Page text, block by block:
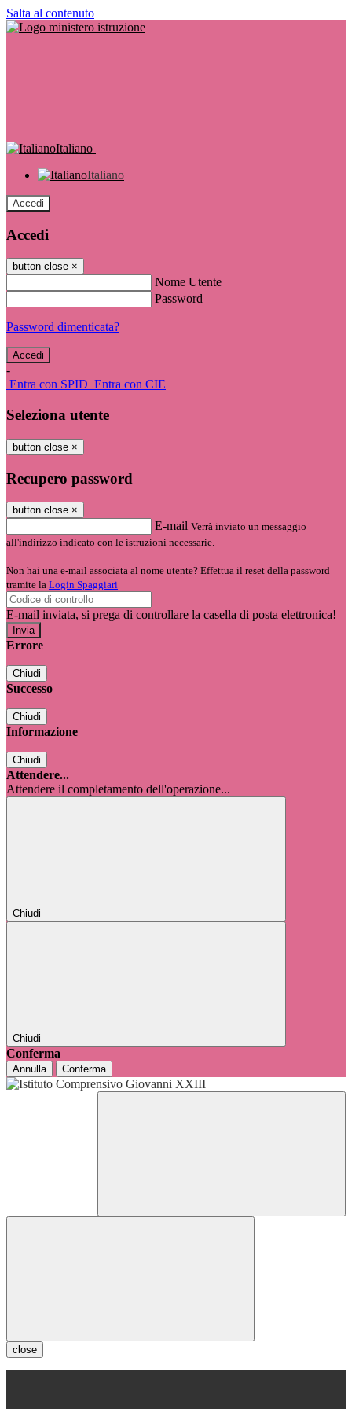
Salta al contenuto
Italiano
Italiano
Accedi
Accedi
button close ×
Nome Utente
Password
Password dimenticata?
-
Entra con SPID Entra con CIE
Seleziona utente
button close ×
Recupero password
button close ×
E-mail Verrà inviato un messaggio
all'indirizzo indicato con le istruzioni necessarie.
Non hai una e-mail associata al nome utente? Effettua il reset della password
tramite la Login Spaggiari
E-mail inviata, si prega di controllare la casella di posta elettronica!
Errore
Chiudi
Successo
Chiudi
Informazione
Chiudi
Attendere...
Attendere il completamento dell'operazione...
Chiudi
Chiudi
Conferma
Annulla Conferma
close